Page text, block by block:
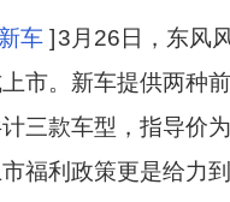
新车] 3月26日，东风
市。新车提供两种
三款车型，指导价
福利政策更是给力